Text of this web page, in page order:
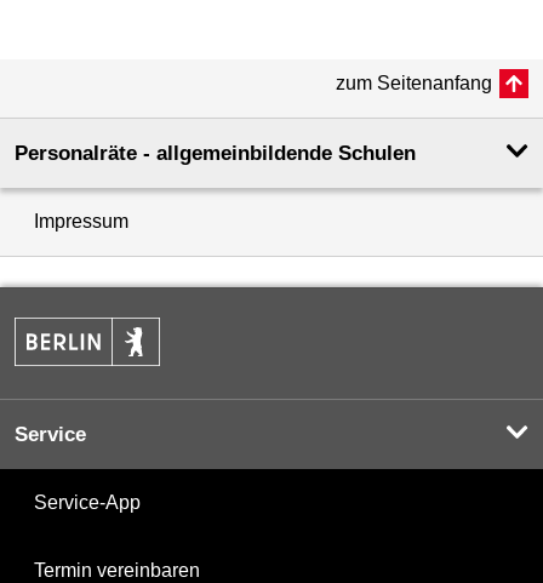
zum Seitenanfang
Personalräte - allgemeinbildende Schulen
Impressum
Service
Service-App
Termin vereinbaren